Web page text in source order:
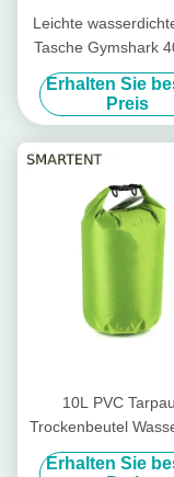
Leichte
Tasche Gymshark
freundliches
Erhalten Sie
Preis
10L PVC
Trockenbeutel
Taschen
Erhalten Sie